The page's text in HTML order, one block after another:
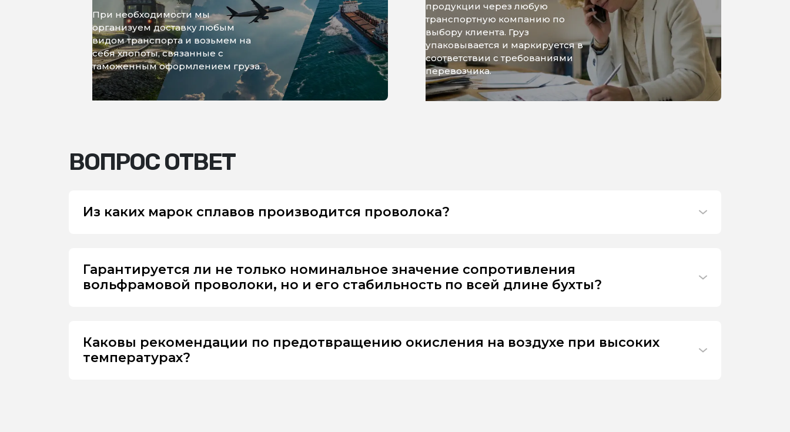
При необходимости мы
организуем доставку любым
видом транспорта и возьмем на
себя хлопоты, связанные с
таможенным оформлением груза.
продукции через любую
транспортную компанию по
выбору клиента. Груз
упаковывается и маркируется в
соответствии с требованиями
перевозчика.
ВОПРОС ОТВЕТ
Из каких марок сплавов производится проволока?
Гарантируется ли не только номинальное значение сопротивления
вольфрамовой проволоки, но и его стабильность по всей длине бухты?
Каковы рекомендации по предотвращению окисления на воздухе при высоких
температурах?